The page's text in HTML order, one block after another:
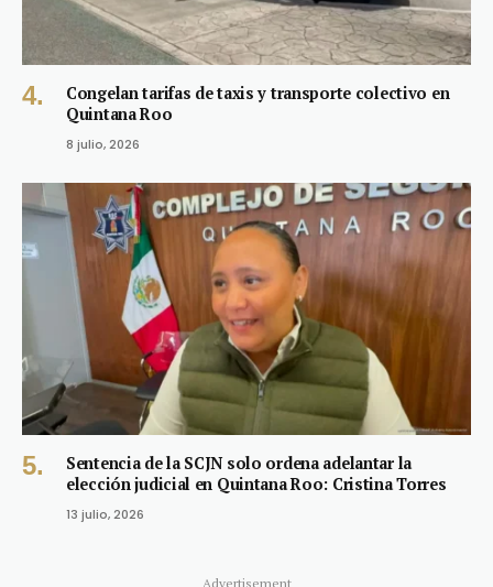
Congelan tarifas de taxis y transporte colectivo en
Quintana Roo
8 julio, 2026
Sentencia de la SCJN solo ordena adelantar la
elección judicial en Quintana Roo: Cristina Torres
13 julio, 2026
Advertisement